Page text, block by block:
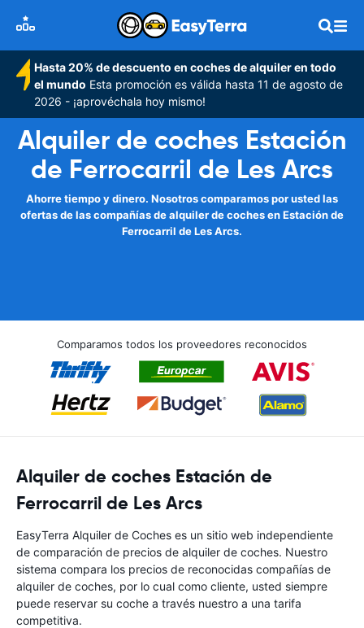
Hasta 20% de descuento en coches de alquiler en todo
el mundo Esta promoción es válida hasta 11 de agosto de
2026 - ¡aprovéchala hoy mismo!
Alquiler de coches Estación
de Ferrocarril de Les Arcs
Ahorre tiempo y dinero. Nosotros comparamos por usted las
ofertas de las compañías de alquiler de coches en Estación de
Ferrocarril de Les Arcs.
Comparamos todos los proveedores reconocidos
Alquiler de coches Estación de
Ferrocarril de Les Arcs
EasyTerra Alquiler de Coches es un sitio web independiente
de comparación de precios de alquiler de coches. Nuestro
sistema compara los precios de reconocidas compañías de
alquiler de coches, por lo cual como cliente, usted siempre
puede reservar su coche a través nuestro a una tarifa
competitiva.